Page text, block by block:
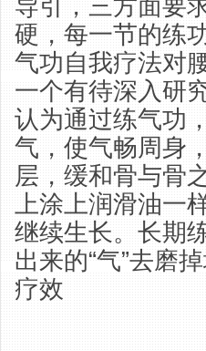
导引，三方面要
硬，每一节的练
气功自我疗法对
一个有待深入研
认为通过练气功
气，使气畅周身
层，缓和骨与骨
上涂上润滑油一
继续生长。长期
出来的“气”去磨
疗效